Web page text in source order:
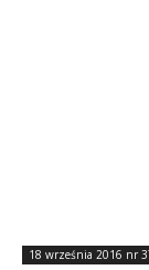
18 września 2016 nr